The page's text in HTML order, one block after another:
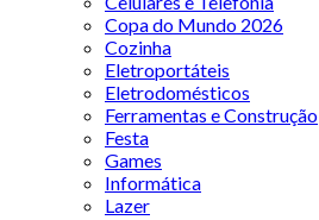
Copa do Mundo 2026
Cozinha
Eletroportáteis
Eletrodomésticos
Ferramentas e Construção
Festa
Games
Informática
Lazer